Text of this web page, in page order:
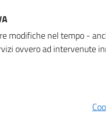
modifiche nel tempo -
ovvero ad intervenute